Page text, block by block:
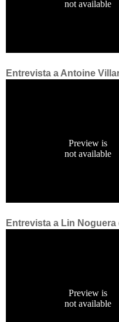
Entrevista a Antoine
Entrevista a Lin